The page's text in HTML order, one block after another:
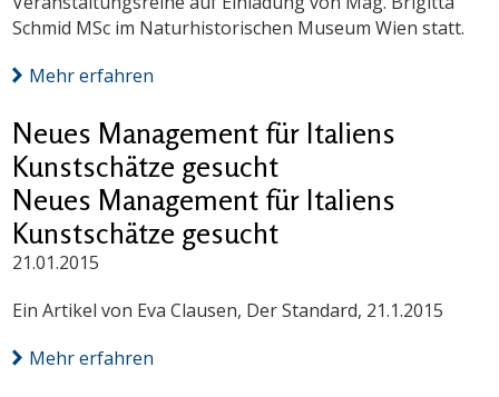
Schmid MSc im Naturhistorischen Museum Wien statt.
Mehr erfahren
Neues Management für Italiens
Kunstschätze gesucht
Neues Management für Italiens
Kunstschätze gesucht
21.01.2015
Ein Artikel von Eva Clausen, Der Standard, 21.1.2015
Mehr erfahren